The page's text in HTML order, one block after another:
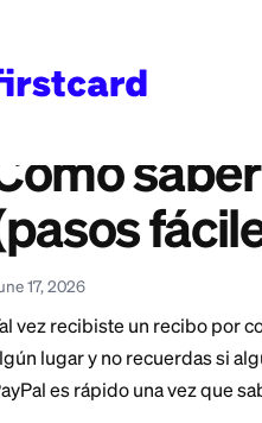
Home>Learn
Cómo
(pasos
June 17, 2026
Tal vez recibiste un